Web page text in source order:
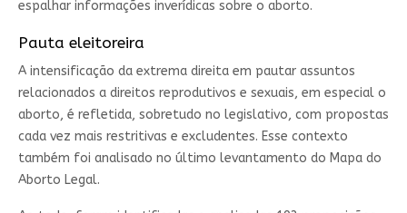
espalhar informações inverídicas sobre o aborto.
Pauta eleitoreira
A intensificação da extrema direita em pautar assuntos
relacionados a direitos reprodutivos e sexuais, em especial o
aborto, é refletida, sobretudo no legislativo, com propostas
cada vez mais restritivas e excludentes. Esse contexto
também foi analisado no último levantamento do Mapa do
Aborto Legal.